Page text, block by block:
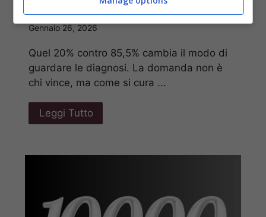
Gennaio 26, 2026
Quel 20% contro 85,5% cambia il modo di
guardare le diagnosi. La domanda non è
chi vince, ma come si cura ...
Leggi Tutto